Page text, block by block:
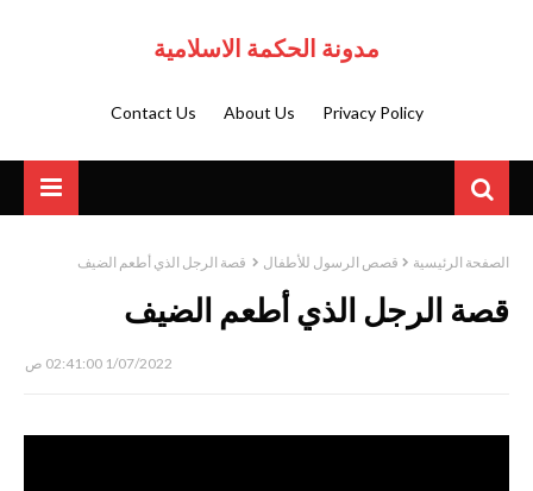
مدونة الحكمة الاسلامية
Privacy Policy
About Us
Contact Us
الصفحة الرئيسية قصص الرسول للأطفال قصة الرجل الذي أطعم الضيف
قصة الرجل الذي أطعم الضيف
1/07/2022 02:41:00 ص